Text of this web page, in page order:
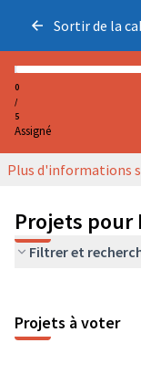
Sortir de la
0
/
5
Assigné
Plus d'informations
Projets pour
Filtrer et
Projets à voter